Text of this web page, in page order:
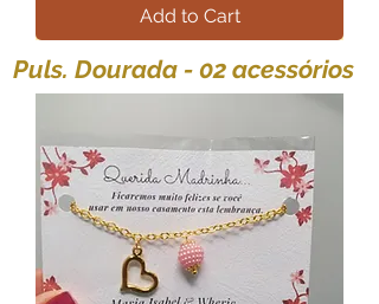
Add to Cart
Puls. Dourada - 02 acessórios